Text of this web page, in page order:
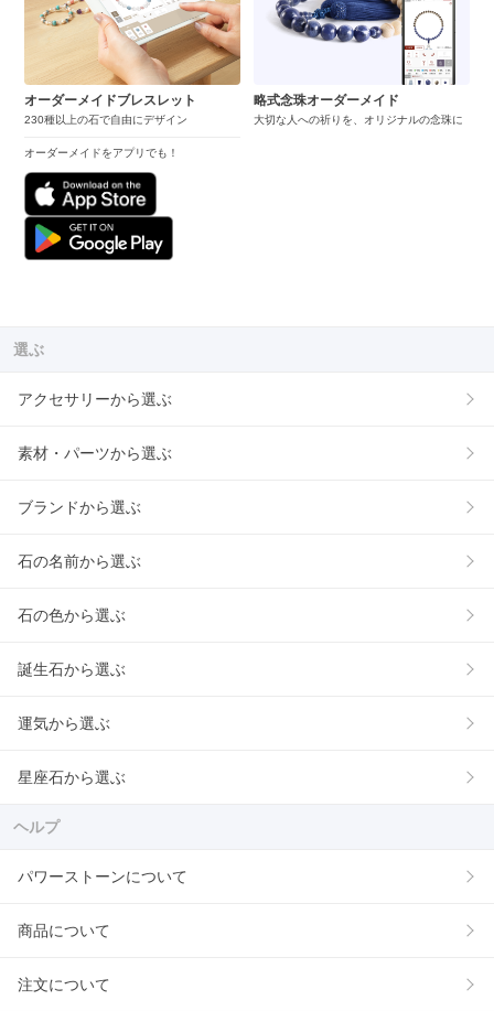
オーダーメイドブレスレット
230種以上の石で自由にデザイン
オーダーメイドをアプリでも！
略式念珠オーダーメイド
大切な人への祈りを、オリジナルの念珠に
選ぶ
アクセサリーから選ぶ
素材・パーツから選ぶ
ブランドから選ぶ
石の名前から選ぶ
石の色から選ぶ
誕生石から選ぶ
運気から選ぶ
星座石から選ぶ
ヘルプ
パワーストーンについて
商品について
注文について